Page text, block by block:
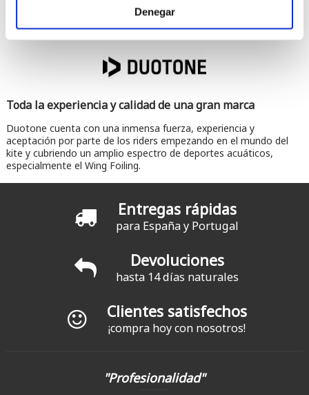
Denegar
Toda la experiencia y calidad de una gran marca
Duotone cuenta con una inmensa fuerza, experiencia y
aceptación por parte de los riders empezando en el mundo del
kite y cubriendo un amplio espectro de deportes acuáticos,
especialmente el Wing Foiling.
Entregas rápidas
para España y Portugal
Devoluciones
hasta 14 días naturales
Clientes satisfechos
¡compra hoy con nosotros!
"Profesionalidad"